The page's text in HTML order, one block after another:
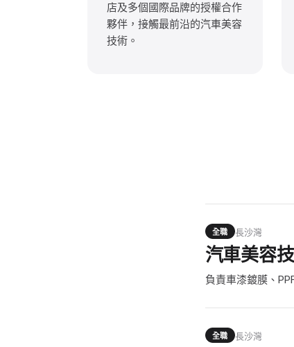
店及多個國際品牌的授權合作
夥伴，接觸最前沿的汽車美容
技術。
全職 長沙灣
汽車美容
負責車漆鍍膜、
全職 長沙灣